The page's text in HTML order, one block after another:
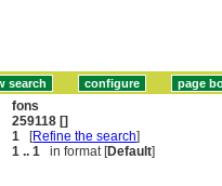
fons
259118 []
1 [Refine the search]
1 .. 1 in format [Default]